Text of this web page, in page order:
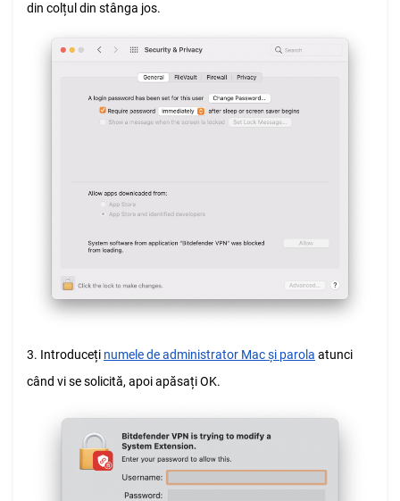
din colțul din stânga jos.
3. Introduceți numele de administrator Mac și parola atunci
când vi se solicită, apoi apăsați OK.